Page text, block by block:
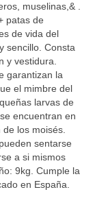
muselinas,& .
patas de
de vida del
sencillo. Consta
y vestidura.
garantizan la
el mimbre del
larvas de
encuentran en
los moisés.
sentarse
a si mismos
9kg. Cumple la
en España.